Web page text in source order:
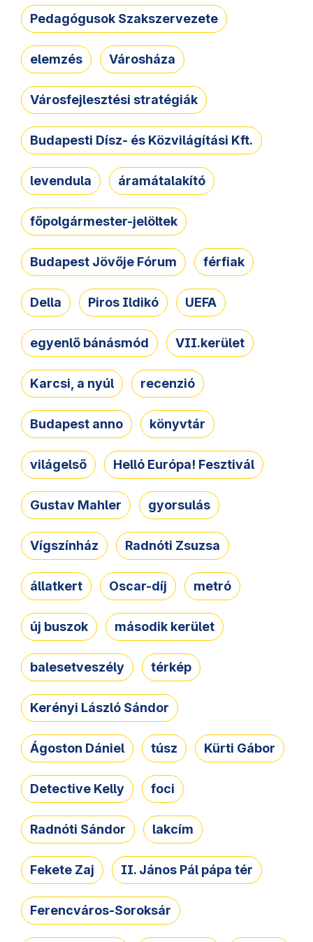
Pedagógusok Szakszervezete
elemzés Városháza
Városfejlesztési stratégiák
Budapesti Dísz- és Közvilágítási Kft.
levendula áramátalakító
főpolgármester-jelöltek
Budapest Jövője Fórum férfiak
Della Piros Ildikó UEFA
egyenlő bánásmód VII.kerület
Karcsi, a nyúl recenzió
Budapest anno könyvtár
világelső Helló Európa! Fesztivál
Gustav Mahler gyorsulás
Vígszínház Radnóti Zsuzsa
állatkert Oscar-díj metró
új buszok második kerület
balesetveszély térkép
Kerényi László Sándor
Ágoston Dániel túsz Kürti Gábor
Detective Kelly foci
Radnóti Sándor lakcím
Fekete Zaj II. János Pál pápa tér
Ferencváros-Soroksár